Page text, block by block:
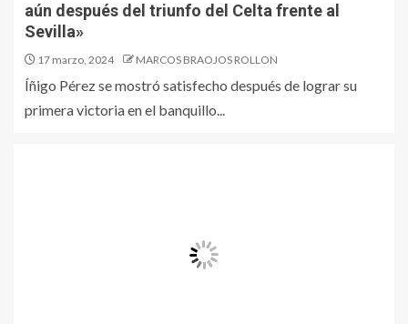
aún después del triunfo del Celta frente al
Sevilla»
17 marzo, 2024 MARCOS BRAOJOS ROLLON
Íñigo Pérez se mostró satisfecho después de lograr su
primera victoria en el banquillo...